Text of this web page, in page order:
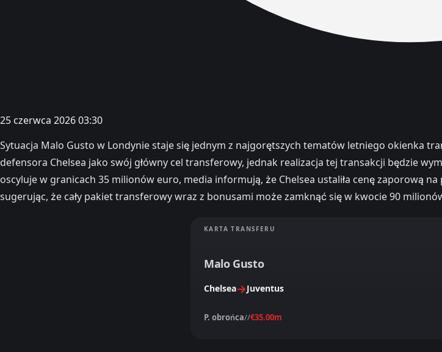
25 czerwca 2026 03:30
Sytuacja Malo Gusto w Londynie staje się jednym z najgorętszych tematów letniego okienka
defensora Chelsea jako swój główny cel transferowy, jednak realizacja tej transakcji będzie
oscyluje w granicach 35 milionów euro, media informują, że Chelsea ustaliła cenę zaporową
sugerując, że cały pakiet transferowy wraz z bonusami może zamknąć się w kwocie 90
KARTA TRANSFERU
Malo Gusto
Chelsea→Juventus
P. obrońca//€35.00m